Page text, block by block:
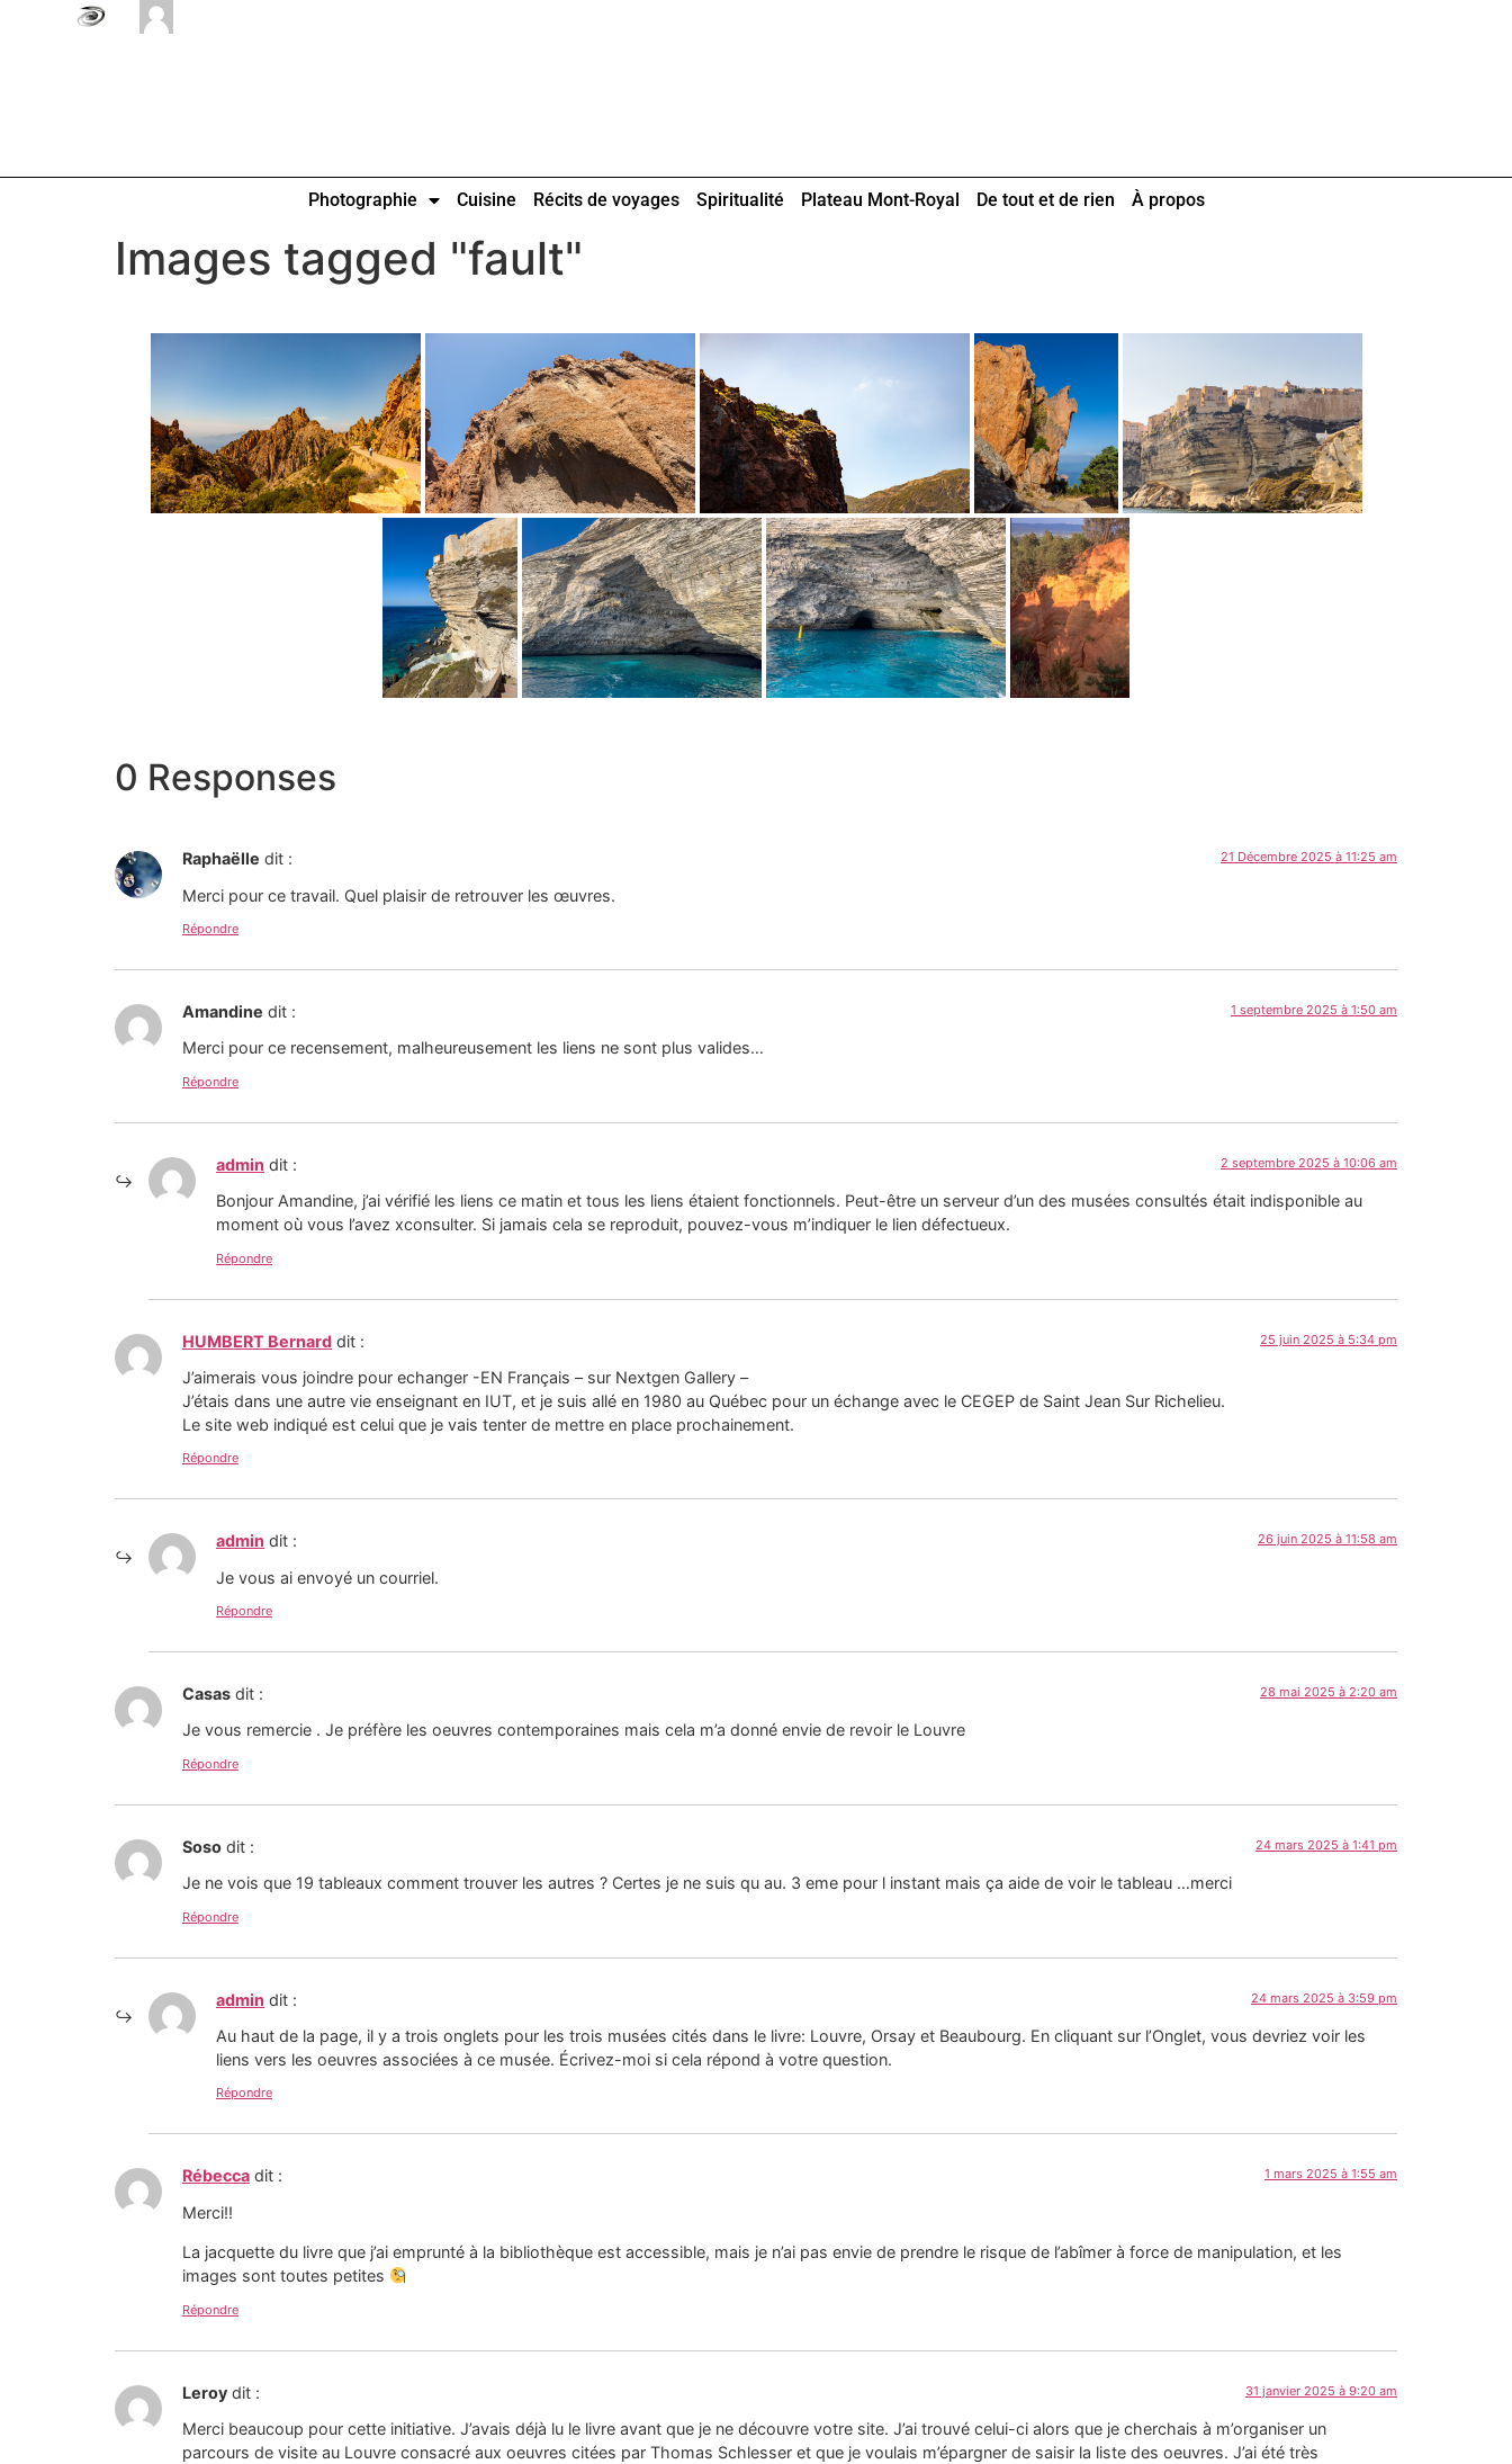
Photographie Cuisine Récits de voyages Spiritualité Plateau Mont-Royal De tout et de rien À propos
Images tagged "fault"
0 Responses
Raphaëlle dit : 21 Décembre 2025 à 11:25 am
Merci pour ce travail. Quel plaisir de retrouver les œuvres.
Répondre
Amandine dit : 1 septembre 2025 à 1:50 am
Merci pour ce recensement, malheureusement les liens ne sont plus valides…
Répondre
admin dit : 2 septembre 2025 à 10:06 am
Bonjour Amandine, j’ai vérifié les liens ce matin et tous les liens étaient fonctionnels. Peut-être un serveur d’un des musées consultés était indisponible au
moment où vous l’avez xconsulter. Si jamais cela se reproduit, pouvez-vous m’indiquer le lien défectueux.
Répondre
HUMBERT Bernard dit : 25 juin 2025 à 5:34 pm
J’aimerais vous joindre pour echanger -EN Français – sur Nextgen Gallery –
J’étais dans une autre vie enseignant en IUT, et je suis allé en 1980 au Québec pour un échange avec le CEGEP de Saint Jean Sur Richelieu.
Le site web indiqué est celui que je vais tenter de mettre en place prochainement.
Répondre
admin dit : 26 juin 2025 à 11:58 am
Je vous ai envoyé un courriel.
Répondre
Casas dit : 28 mai 2025 à 2:20 am
Je vous remercie . Je préfère les oeuvres contemporaines mais cela m’a donné envie de revoir le Louvre
Répondre
Soso dit : 24 mars 2025 à 1:41 pm
Je ne vois que 19 tableaux comment trouver les autres ? Certes je ne suis qu au. 3 eme pour l instant mais ça aide de voir le tableau …merci
Répondre
admin dit : 24 mars 2025 à 3:59 pm
Au haut de la page, il y a trois onglets pour les trois musées cités dans le livre: Louvre, Orsay et Beaubourg. En cliquant sur l’Onglet, vous devriez voir les
liens vers les oeuvres associées à ce musée. Écrivez-moi si cela répond à votre question.
Répondre
Rébecca dit : 1 mars 2025 à 1:55 am
Merci!!
La jacquette du livre que j’ai emprunté à la bibliothèque est accessible, mais je n’ai pas envie de prendre le risque de l’abîmer à force de manipulation, et les
images sont toutes petites
Répondre
Leroy dit : 31 janvier 2025 à 9:20 am
Merci beaucoup pour cette initiative. J’avais déjà lu le livre avant que je ne découvre votre site. J’ai trouvé celui-ci alors que je cherchais à m’organiser un
parcours de visite au Louvre consacré aux oeuvres citées par Thomas Schlesser et que je voulais m’épargner de saisir la liste des oeuvres. J’ai été très